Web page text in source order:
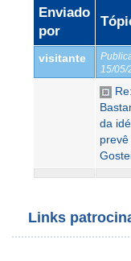
Enviado
por
visitante
15/
da
prevê
Links